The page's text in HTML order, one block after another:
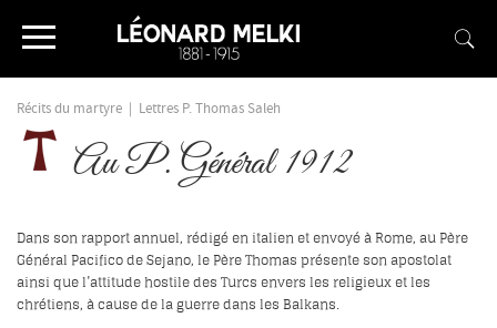
Récits du martyre Lettres P. Thomas Saleh
Au P. Général 1912
Dans son rapport annuel, rédigé en italien et envoyé à Rome, au Père
Général Pacifico de Sejano, le Père Thomas présente son apostolat
ainsi que l’attitude hostile des Turcs envers les religieux et les
chrétiens, à cause de la guerre dans les Balkans.